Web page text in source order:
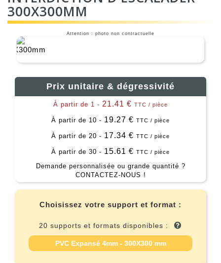
300X300MM
Attention : photo non contractuelle
Prix unitaire & dégressivité
À partir de 1 - 21.41 € TTC / pièce
À partir de 10 - 19.27 € TTC / pièce
À partir de 20 - 17.34 € TTC / pièce
À partir de 30 - 15.61 € TTC / pièce
Demande personnalisée ou grande quantité ?
CONTACTEZ-NOUS !
Choisissez votre support et format :
20 supports et formats disponibles :
PVC Expansé 4mm - 300X300 mm